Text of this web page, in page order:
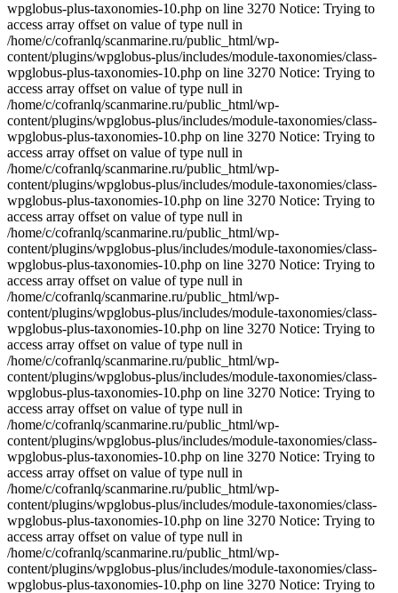
wpglobus-plus-taxonomies-10.php on line 3270 Notice: Trying to
access array offset on value of type null in
/home/c/cofranlq/scanmarine.ru/public_html/wp-
content/plugins/wpglobus-plus/includes/module-taxonomies/class-
wpglobus-plus-taxonomies-10.php on line 3270 Notice: Trying to
access array offset on value of type null in
/home/c/cofranlq/scanmarine.ru/public_html/wp-
content/plugins/wpglobus-plus/includes/module-taxonomies/class-
wpglobus-plus-taxonomies-10.php on line 3270 Notice: Trying to
access array offset on value of type null in
/home/c/cofranlq/scanmarine.ru/public_html/wp-
content/plugins/wpglobus-plus/includes/module-taxonomies/class-
wpglobus-plus-taxonomies-10.php on line 3270 Notice: Trying to
access array offset on value of type null in
/home/c/cofranlq/scanmarine.ru/public_html/wp-
content/plugins/wpglobus-plus/includes/module-taxonomies/class-
wpglobus-plus-taxonomies-10.php on line 3270 Notice: Trying to
access array offset on value of type null in
/home/c/cofranlq/scanmarine.ru/public_html/wp-
content/plugins/wpglobus-plus/includes/module-taxonomies/class-
wpglobus-plus-taxonomies-10.php on line 3270 Notice: Trying to
access array offset on value of type null in
/home/c/cofranlq/scanmarine.ru/public_html/wp-
content/plugins/wpglobus-plus/includes/module-taxonomies/class-
wpglobus-plus-taxonomies-10.php on line 3270 Notice: Trying to
access array offset on value of type null in
/home/c/cofranlq/scanmarine.ru/public_html/wp-
content/plugins/wpglobus-plus/includes/module-taxonomies/class-
wpglobus-plus-taxonomies-10.php on line 3270 Notice: Trying to
access array offset on value of type null in
/home/c/cofranlq/scanmarine.ru/public_html/wp-
content/plugins/wpglobus-plus/includes/module-taxonomies/class-
wpglobus-plus-taxonomies-10.php on line 3270 Notice: Trying to
access array offset on value of type null in
/home/c/cofranlq/scanmarine.ru/public_html/wp-
content/plugins/wpglobus-plus/includes/module-taxonomies/class-
wpglobus-plus-taxonomies-10.php on line 3270 Notice: Trying to